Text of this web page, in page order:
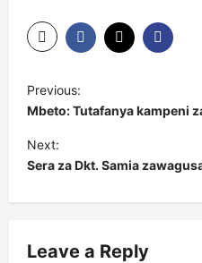
o
s
t
v
Previous:
Mbeto: Tutafanya kampeni
Next:
Sera za Dkt. Samia
Leave a Reply